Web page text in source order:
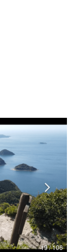
力を画面や操作の
で骨太な評論連載
ムにまつわる言葉
文化史研究家・タ
19 / 106